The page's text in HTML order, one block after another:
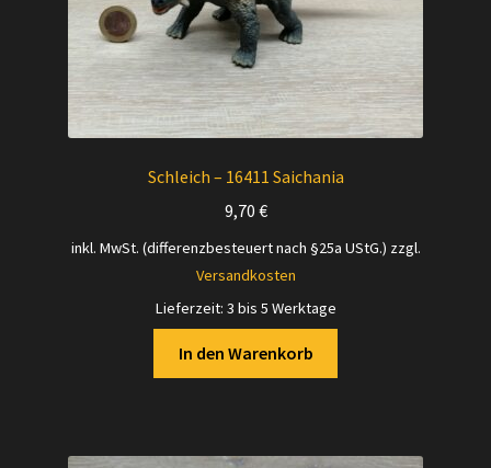
Schleich – 16411 Saichania
9,70 €
inkl. MwSt. (differenzbesteuert nach §25a UStG.) zzgl.
Versandkosten
Lieferzeit: 3 bis 5 Werktage
In den Warenkorb